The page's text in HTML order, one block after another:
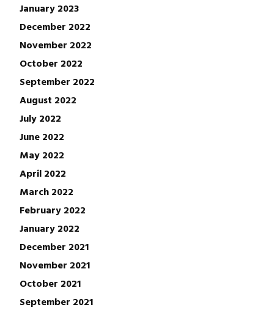
January 2023
December 2022
November 2022
October 2022
September 2022
August 2022
July 2022
June 2022
May 2022
April 2022
March 2022
February 2022
January 2022
December 2021
November 2021
October 2021
September 2021